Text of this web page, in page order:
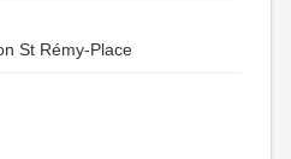
St Rémy-Place